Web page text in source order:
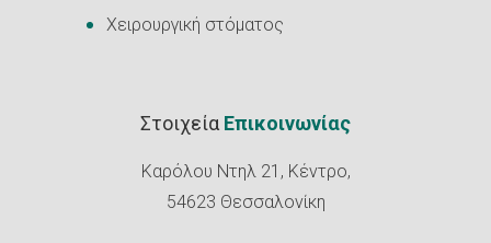
Χειρουργική στόματος
Στοιχεία Επικοινωνίας
Καρόλου Ντηλ 21, Κέντρο,
54623 Θεσσαλονίκη